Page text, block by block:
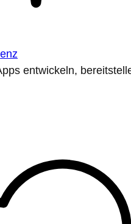
entwickeln,